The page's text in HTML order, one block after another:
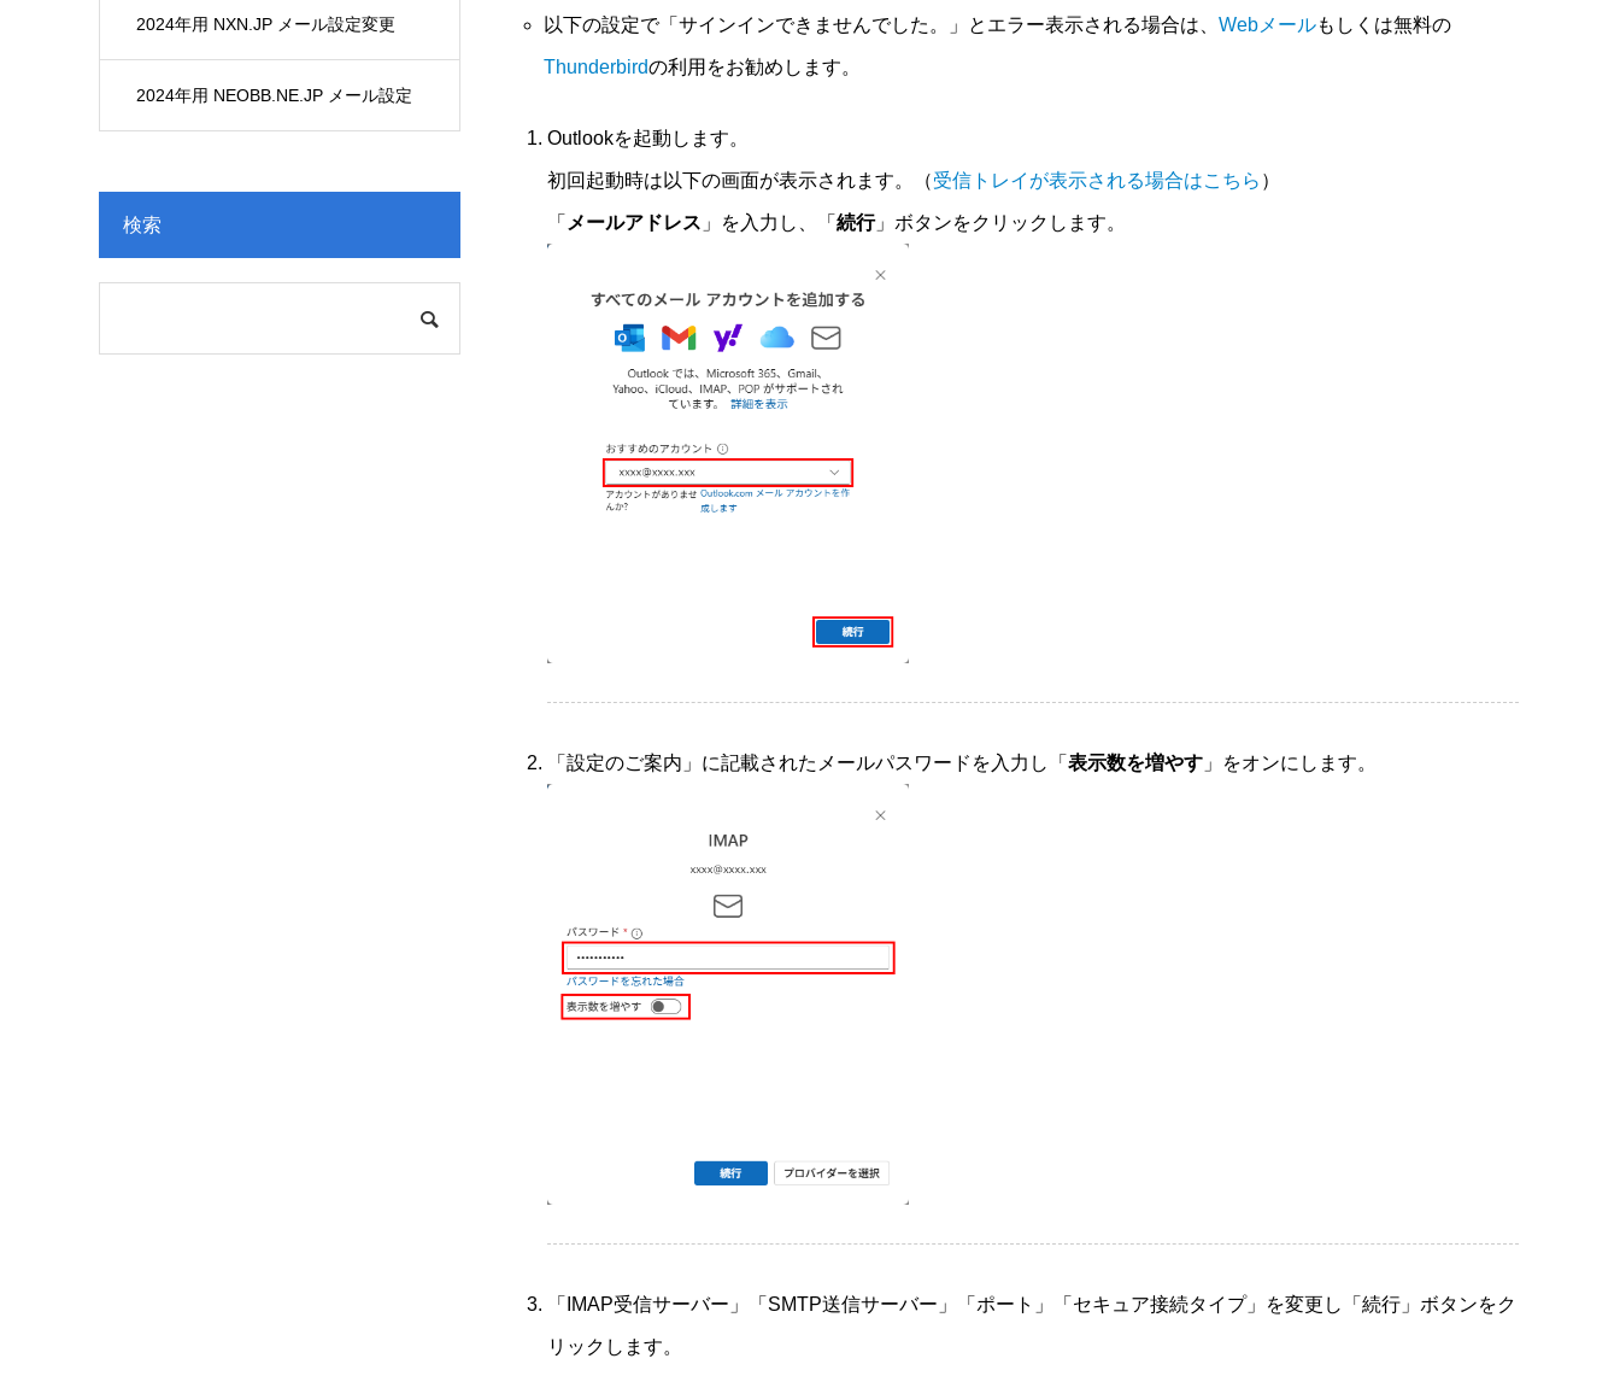
2024年用 NXN.JP メール設定変更
2024年用 NEOBB.NE.JP メール設定
以下の設定で「サインインできませんでした。」とエラー表示される場合は、 Webメールもしくは無料の
Thunderbirdの利用をお勧めします。
Outlookを起動します。
初回起動時は以下の画面が表示されます。（受信トレイが表示される場合はこちら ）
「 メールアドレス 」を入力し、「 続行」ボタンをクリックします。
「設定のご案内」に記載されたメールパスワードを入力し「 表示数を増やす 」をオンにします。
「IMAP受信サーバー」「SMTP送信サーバー」「ポート」「セキュア接続タイプ」を変更し「続行」ボタンをク
リックします。
検索